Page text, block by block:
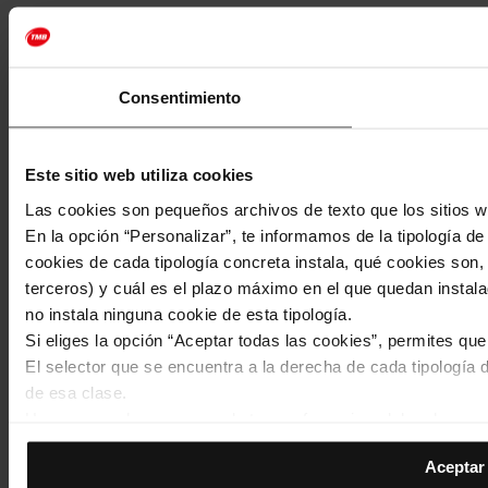
Consentimiento
Este sitio web utiliza cookies
Las cookies son pequeños archivos de texto que los sitios
En la opción “Personalizar”, te informamos de la tipología
cookies de cada tipología concreta instala, qué cookies
terceros) y cuál es el plazo máximo en el que quedan
no instala ninguna cookie de esta tipología.
Si eliges la opción “Aceptar todas las cookies”, permites
El selector que se encuentra a la derecha de cada
de esa clase.
de la tipología que hayas seleccionado previamente. Te
permiten recordar tus opciones de navegación (como el